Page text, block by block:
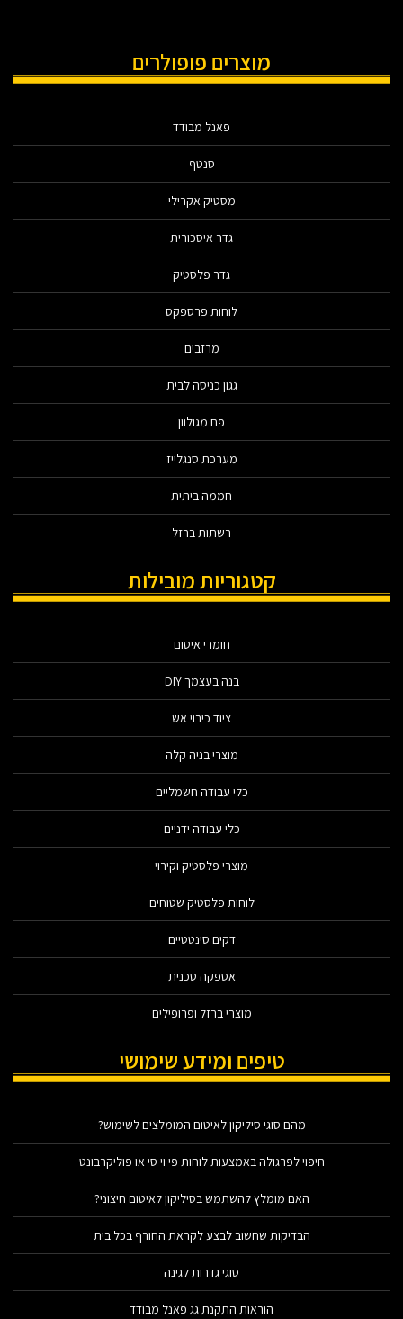
מוצרים פופולרים
פאנל מבודד
סנטף
מסטיק אקרילי
גדר איסכורית
גדר פלסטיק
לוחות פרספקס
מרזבים
גגון כניסה לבית
פח מגולוון
מערכת סנגלייז
חממה ביתית
רשתות ברזל
קטגוריות מובילות
חומרי איטום
בנה בעצמך DIY
ציוד כיבוי אש
מוצרי בניה קלה
כלי עבודה חשמליים
כלי עבודה ידניים
מוצרי פלסטיק וקירוי
לוחות פלסטיק שטוחים
דקים סינטטיים
אספקה טכנית
מוצרי ברזל ופרופילים
טיפים ומידע שימושי
מהם סוגי סיליקון לאיטום המומלצים לשימוש?
חיפוי לפרגולה באמצעות לוחות פי וי סי או פוליקרבונט
האם מומלץ להשתמש בסיליקון לאיטום חיצוני?
הבדיקות שחשוב לבצע לקראת החורף בכל בית
סוגי גדרות לגינה
הוראות התקנת גג פאנל מבודד